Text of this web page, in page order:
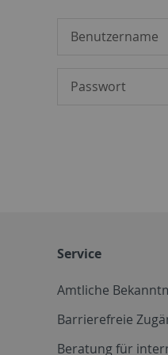
Service
Amtliche
Barrierefreie
Beratung für